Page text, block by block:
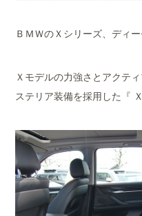
ＢＭＷのＸシリーズ、ディ
Ｘモデルの力強さとアクテ
ステリア装備を採用した『